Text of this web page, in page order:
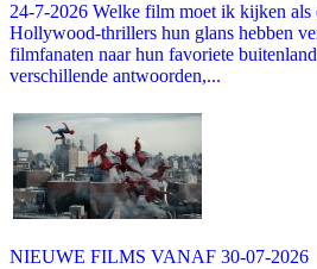
24-7-2026 Welke film moet ik kijken als
Hollywood-thrillers hun glans hebben
filmfanaten naar hun favoriete
verschillende antwoorden,...
NIEUWE FILMS VANAF 30-07-2026